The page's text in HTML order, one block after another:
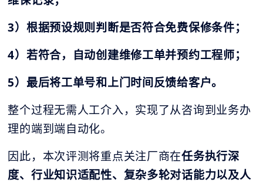
3）根据预设规则判断是否符合免费保修条件；
4）若符合，自动创建维修工单并预约工程师；
5）最后将工单号和上门时间反馈给客户。
整个过程无需人工介入，实现了从咨询到业务办
理的端到端自动化。
因此，本次评测将重点关注厂商在任务执行深
度、行业知识适配性、复杂多轮对话能力以及人